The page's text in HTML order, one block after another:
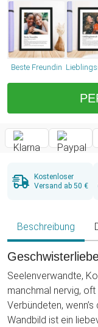
Beste Freundin
Kostenloser
Versand ab 50 €
Beschreibung
Seelenverwandte,
manchmal nervig,
Verbündeten,
Wandbild ist ein